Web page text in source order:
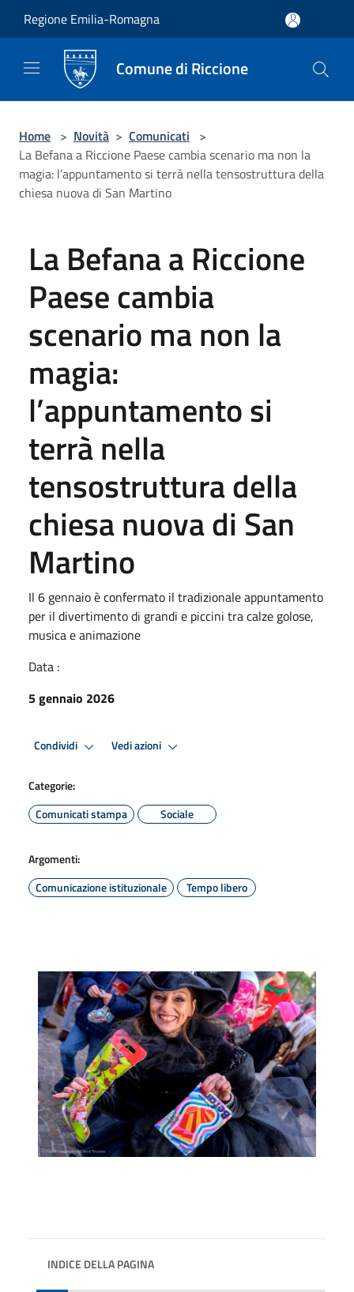
Regione Emilia-Romagna
Comune di Riccione
Home > Novità > Comunicati >
La Befana a Riccione Paese cambia scenario ma non la
magia: l’appuntamento si terrà nella tensostruttura della
chiesa nuova di San Martino
La Befana a Riccione
Paese cambia
scenario ma non la
magia:
l’appuntamento si
terrà nella
tensostruttura della
chiesa nuova di San
Martino
Il 6 gennaio è confermato il tradizionale appuntamento
per il divertimento di grandi e piccini tra calze golose,
musica e animazione
Data :
5 gennaio 2026
Condividi Vedi azioni
Categorie:
Comunicati stampa
Sociale
Argomenti:
Comunicazione istituzionale
Tempo libero
INDICE DELLA PAGINA